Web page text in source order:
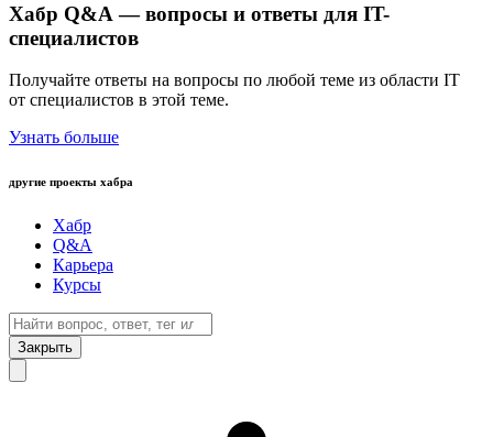
Хабр Q&A — вопросы и ответы для IT-
специалистов
Получайте ответы на вопросы по любой теме из области IT
от специалистов в этой теме.
Узнать больше
другие проекты хабра
Хабр
Q&A
Карьера
Курсы
Закрыть